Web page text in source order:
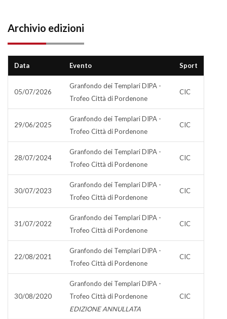
Archivio edizioni
Data Evento Sport
05/07/2026
Granfondo dei Templari DIPA -
Trofeo Città di Pordenone
CIC
29/06/2025
Granfondo dei Templari DIPA -
Trofeo Città di Pordenone
CIC
28/07/2024
Granfondo dei Templari DIPA -
Trofeo Città di Pordenone
CIC
30/07/2023
Granfondo dei Templari DIPA -
Trofeo Città di Pordenone
CIC
31/07/2022
Granfondo dei Templari DIPA -
Trofeo Città di Pordenone
CIC
22/08/2021
Granfondo dei Templari DIPA -
Trofeo Città di Pordenone
CIC
30/08/2020
Granfondo dei Templari DIPA -
Trofeo Città di Pordenone
EDIZIONE ANNULLATA
CIC